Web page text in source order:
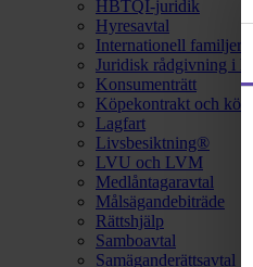
HBTQI-juridik
Hyresavtal
Internationell familjerätt
Juridisk rådgivning i
Konsumenträtt
Köpekontrakt och
Lagfart
Livsbesiktning®
LVU och LVM
Medlåntagaravtal
Målsägandebiträde
Rättshjälp
Samboavtal
Samäganderättsavtal